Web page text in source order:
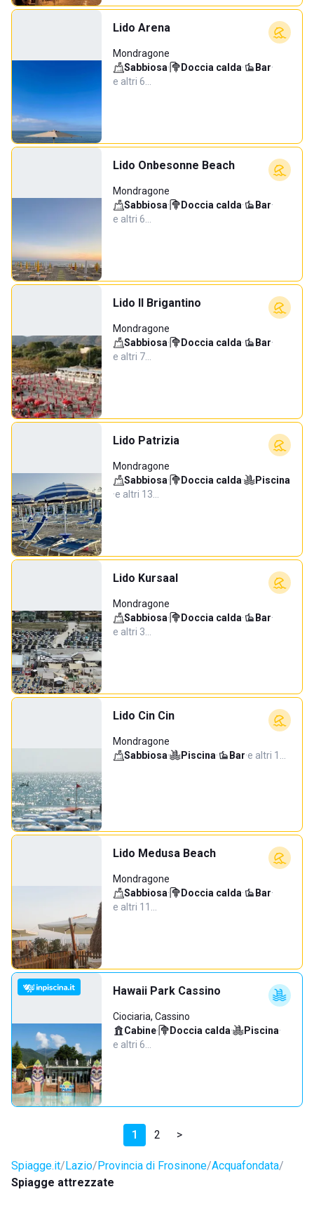
Lido Arena
Mondragone
Sabbiosa· Doccia calda· Bar·
e altri 6…
Lido Onbesonne Beach
Mondragone
Sabbiosa· Doccia calda· Bar·
e altri 6…
Lido Il Brigantino
Mondragone
Sabbiosa· Doccia calda· Bar·
e altri 7…
Lido Patrizia
Mondragone
Sabbiosa· Doccia calda·
Piscina
·e altri 13…
Lido Kursaal
Mondragone
Sabbiosa· Doccia calda· Bar·
e altri 3…
Lido Cin Cin
Mondragone
Sabbiosa· Piscina· Bar·e altri 1…
Lido Medusa Beach
Mondragone
Sabbiosa· Doccia calda· Bar·
e altri 11…
Hawaii Park Cassino
Ciociaria, Cassino
Cabine· Doccia calda· Piscina·
e altri 6…
1 2 >
Spiagge.it Lazio Provincia di Frosinone Acquafondata
Spiagge attrezzate